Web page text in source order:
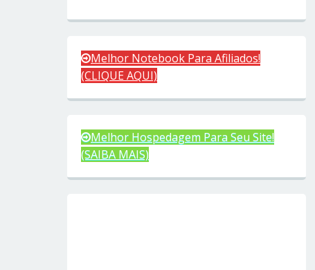
Melhor Notebook Para Afiliados!
(CLIQUE AQUI)
Melhor Hospedagem Para Seu Site!
(SAIBA MAIS)